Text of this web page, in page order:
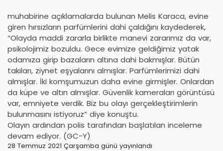
muhabirine açıklamalarda bulunan Melis Karaca, evine
giren hırsızların parfümlerini dahi çaldığını kaydederek,
“Olayda maddi zararla birlikte manevi zararımız da var,
psikolojimiz bozuldu. Gece evimize geldiğimiz yatak
odamıza girip bazaların altına dahi bakmışlar. Bütün
takıları, ziynet eşyalarını almışlar. Parfümlerimizi dahi
almışlar. İki komşumuzun daha evine girmişler. Onlardan
da küpe ve altın almışlar. Güvenlik kameraları görüntüsü
var, emniyete verdik. Biz bu olayı gerçekleştirimlerin
bulunmasını istiyoruz” diye konuştu.
Olayın ardından polis tarafından başlatılan inceleme
devam ediyor. (GC-Y)
28 Temmuz 2021 Çarşamba günü yayınlandı